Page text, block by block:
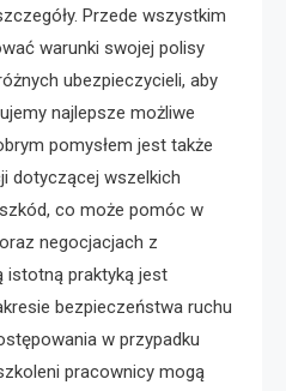
Przede wszystkim
warunki swojej polisy
ubezpieczycieli, aby
najlepsze możliwe
pomysłem jest także
dotyczącej wszelkich
co może pomóc w
negocjacjach z
istotną praktyką jest
bezpieczeństwa ruchu
w przypadku
pracownicy mogą